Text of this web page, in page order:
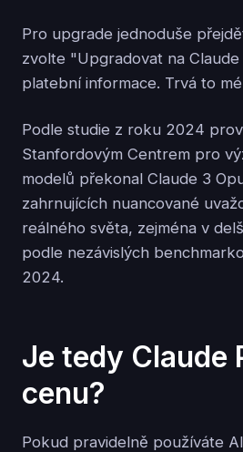
Pro upgrade jednoduše
zvolte "Upgradovat na
platební informace. Trvá to
Podle studie z roku 2024
Stanfordovým Centrem pro
modelů překonal Claude 3
zahrnujících nuancované
reálného světa, zejména v
podle nezávislých
2024.
Je tedy Claude
cenu?
Pokud pravidelně používáte